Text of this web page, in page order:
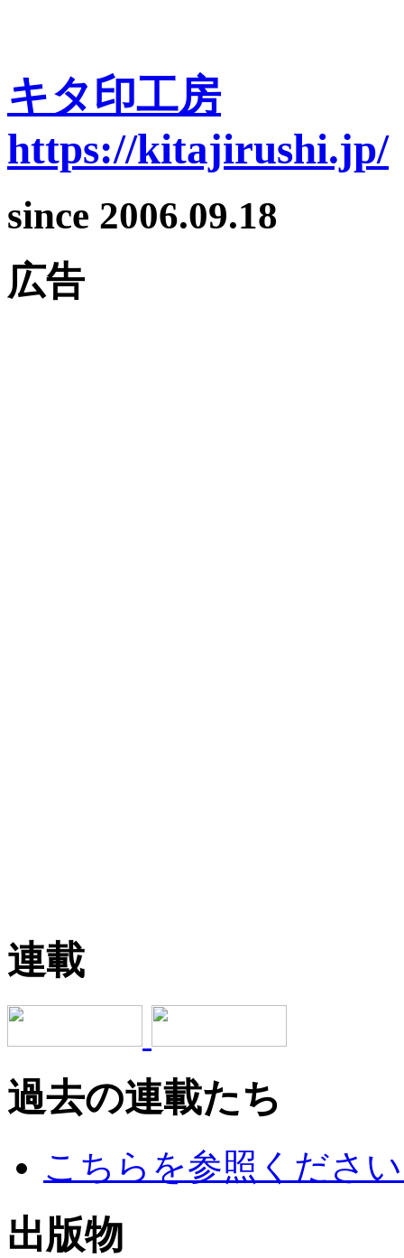
キタ印工房
https://kitajirushi.jp/
since 2006.09.18
広告
連載
過去の連載たち
こちらを参照くださ
出版物